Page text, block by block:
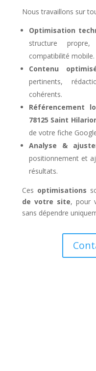
Nous travaillons sur
Optimisation
structure
compatibilité mobile.
Contenu
pertinents,
cohérents.
Référencement
78125 Saint
de votre fiche
Analyse &
positionnement et
résultats.
Ces optimisations
de votre site, pour
sans dépendre